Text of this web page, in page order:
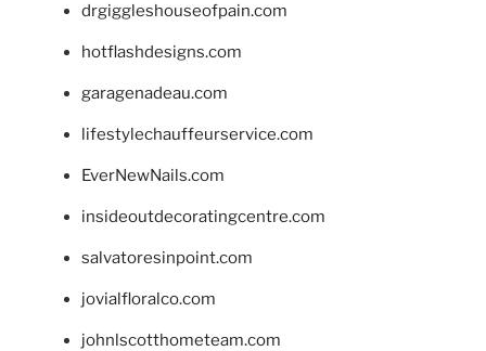
drgiggleshouseofpain.com
hotflashdesigns.com
garagenadeau.com
lifestylechauffeurservice.com
EverNewNails.com
insideoutdecoratingcentre.com
salvatoresinpoint.com
jovialfloralco.com
johnlscotthometeam.com